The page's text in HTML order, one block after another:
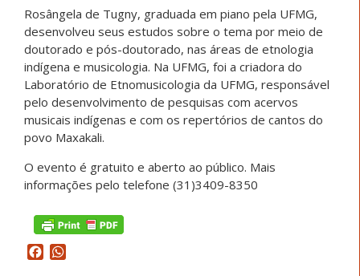
Rosângela de Tugny, graduada em piano pela UFMG,
desenvolveu seus estudos sobre o tema por meio de
doutorado e pós-doutorado, nas áreas de etnologia
indígena e musicologia. Na UFMG, foi a criadora do
Laboratório de Etnomusicologia da UFMG, responsável
pelo desenvolvimento de pesquisas com acervos
musicais indígenas e com os repertórios de cantos do
povo Maxakali.
O evento é gratuito e aberto ao público. Mais
informações pelo telefone (31)3409-8350
Facebook